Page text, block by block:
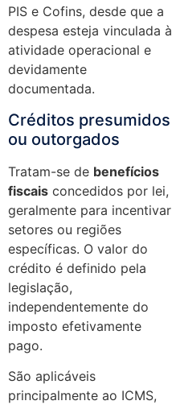
PIS e Cofins, desde que a
despesa esteja vinculada à
atividade operacional e
devidamente
documentada.
Créditos presumidos
ou outorgados
Tratam-se de benefícios
fiscais concedidos por lei,
geralmente para incentivar
setores ou regiões
específicas. O valor do
crédito é definido pela
legislação,
independentemente do
imposto efetivamente
pago.
São aplicáveis
principalmente ao ICMS,